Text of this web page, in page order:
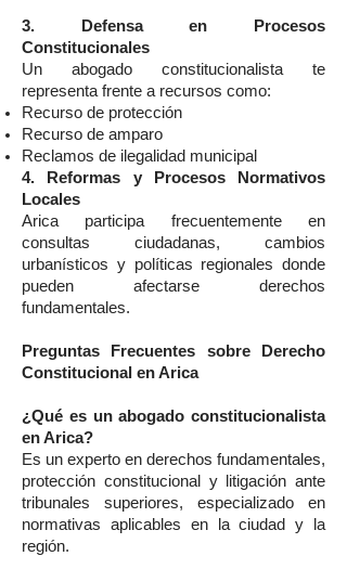
3. Defensa en Procesos
Constitucionales
Un abogado constitucionalista te
representa frente a recursos como:
Recurso de protección
Recurso de amparo
Reclamos de ilegalidad municipal
4. Reformas y Procesos Normativos
Locales
Arica participa frecuentemente en
consultas ciudadanas, cambios
urbanísticos y políticas regionales donde
pueden afectarse derechos
fundamentales.
Preguntas Frecuentes sobre Derecho
Constitucional en Arica
¿Qué es un abogado constitucionalista
en Arica?
Es un experto en derechos fundamentales,
protección constitucional y litigación ante
tribunales superiores, especializado en
normativas aplicables en la ciudad y la
región.